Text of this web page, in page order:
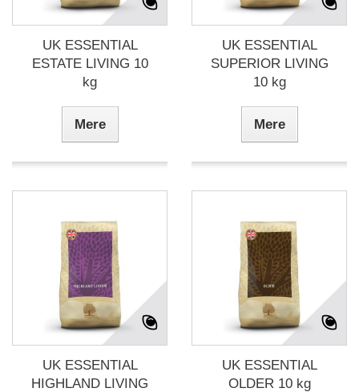
UK ESSENTIAL
ESTATE LIVING 10
kg
Mere
UK ESSENTIAL
SUPERIOR LIVING
10 kg
Mere
UK ESSENTIAL
HIGHLAND LIVING
UK ESSENTIAL
OLDER 10 kg